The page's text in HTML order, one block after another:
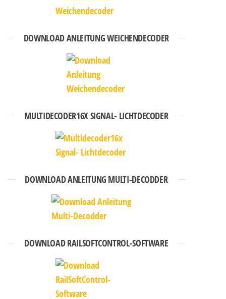
DOWNLOAD ANLEITUNG WEICHENDECODER
MULTIDECODER16X SIGNAL- LICHTDECODER
DOWNLOAD ANLEITUNG MULTI-DECODDER
DOWNLOAD RAILSOFTCONTROL-SOFTWARE